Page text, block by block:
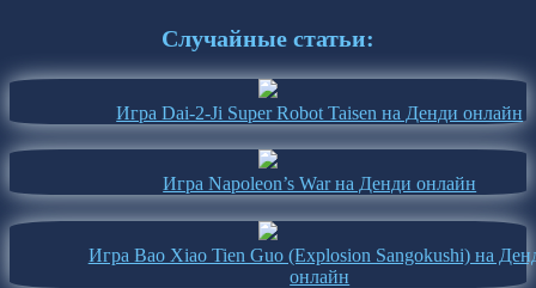
Случайные статьи:
Игра Dai-2-Ji Super Robot Taisen на Денди онлайн
Игра Napoleon’s War на Денди онлайн
Игра Bao Xiao Tien Guo (Explosion Sangokushi) на
онлайн